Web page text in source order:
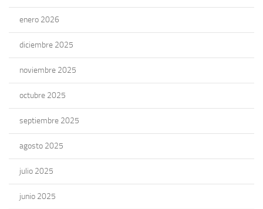
enero 2026
diciembre 2025
noviembre 2025
octubre 2025
septiembre 2025
agosto 2025
julio 2025
junio 2025